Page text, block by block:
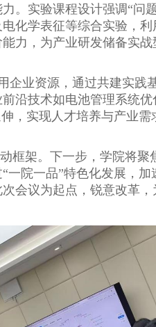
。实验课程设计强调“问
化学表征等综合实验，
力，为产业研发储备实战
企业资源，通过共建实践
沿技术如电池管理系统
，实现人才培养与产业需
框架。下一步，学院将聚
院一品”特色化发展，
会议为起点，锐意改革